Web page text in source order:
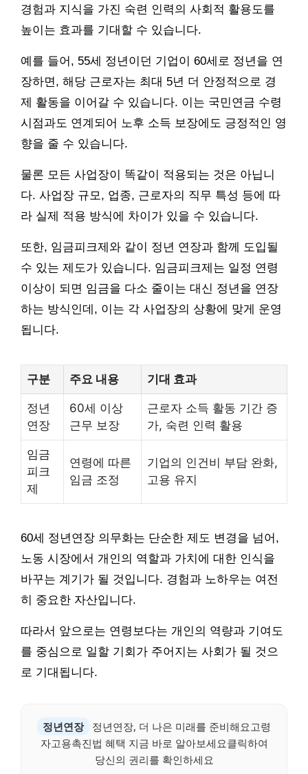
경험과 지식을 가진 숙련 인력의 사회적 활용도를
높이는 효과를 기대할 수 있습니다.
예를 들어, 55세 정년이던 기업이 60세로 정년을 연
장하면, 해당 근로자는 최대 5년 더 안정적으로 경
제 활동을 이어갈 수 있습니다. 이는 국민연금 수령
시점과도 연계되어 노후 소득 보장에도 긍정적인 영
향을 줄 수 있습니다.
물론 모든 사업장이 똑같이 적용되는 것은 아닙니
다. 사업장 규모, 업종, 근로자의 직무 특성 등에 따
라 실제 적용 방식에 차이가 있을 수 있습니다.
또한, 임금피크제와 같이 정년 연장과 함께 도입될
수 있는 제도가 있습니다. 임금피크제는 일정 연령
이상이 되면 임금을 다소 줄이는 대신 정년을 연장
하는 방식인데, 이는 각 사업장의 상황에 맞게 운영
됩니다.
구분 주요 내용 기대 효과
정년
연장
60세 이상
근무 보장
근로자 소득 활동 기간 증
가, 숙련 인력 활용
임금
피크
제
연령에 따른
임금 조정
기업의 인건비 부담 완화,
고용 유지
60세 정년연장 의무화는 단순한 제도 변경을 넘어,
노동 시장에서 개인의 역할과 가치에 대한 인식을
바꾸는 계기가 될 것입니다. 경험과 노하우는 여전
히 중요한 자산입니다.
따라서 앞으로는 연령보다는 개인의 역량과 기여도
를 중심으로 일할 기회가 주어지는 사회가 될 것으
로 기대됩니다.
정년연장
정년연장, 더 나은 미래를 준비해요고령
자고용촉진법 혜택 지금 바로 알아보세요클릭하여
당신의 권리를 확인하세요